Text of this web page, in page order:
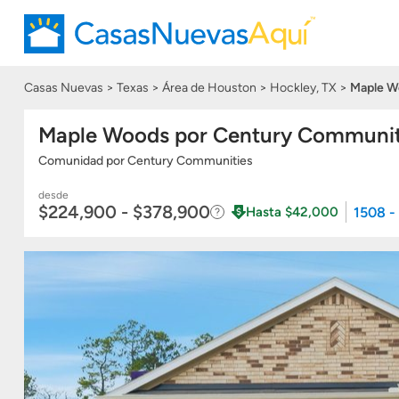
Casas Nuevas Texas Área de Houston Hockley, TX Maple
Maple Woods por Century
Comunidad porCentury Communities
desde
$224,900 - $378,900 Hasta $42,000 1508 -